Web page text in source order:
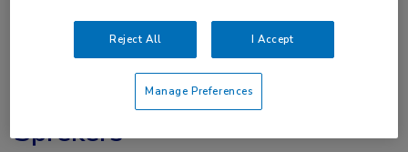
inzichten en ontwikkelingen binnen diabetes
mellitus. Kortom, weer een boeiende en levendige
avond voor en door internisten!
Sprekers
Reject All I Accept
Manage Preferences